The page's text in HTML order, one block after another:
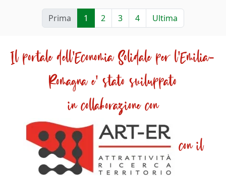
Prima 1 2 3 4 Ultima
Il portale dell'Economia Solidale per l'Emilia-
Romagna e' stato sviluppato
in collaborazione con
con il